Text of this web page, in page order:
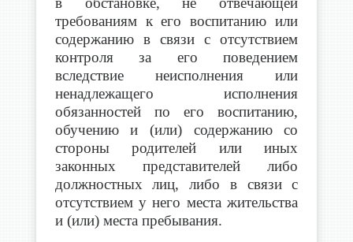
требованиям к его воспитанию или
содержанию в связи с отсутствием
контроля за его поведением
вследствие неисполнения или
ненадлежащего исполнения
обязанностей по его воспитанию,
обучению и (или) содержанию со
стороны родителей или иных
законных представителей либо
должностных лиц, либо в связи с
отсутствием у него места жительства
и (или) места пребывания.